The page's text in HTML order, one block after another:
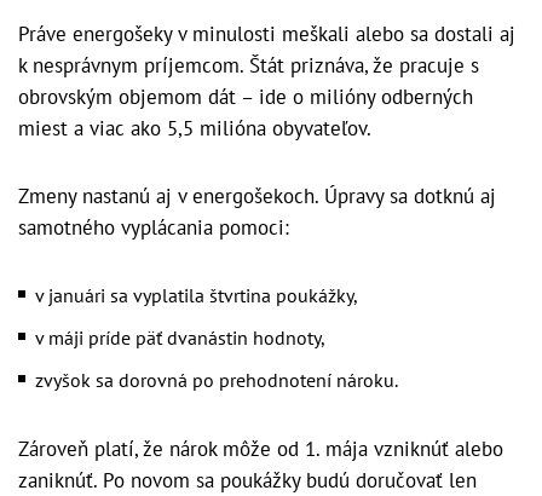
Práve energošeky v minulosti meškali alebo sa dostali aj
k nesprávnym príjemcom. Štát priznáva, že pracuje s
obrovským objemom dát – ide o milióny odberných
miest a viac ako 5,5 milióna obyvateľov.
Zmeny nastanú aj v energošekoch. Úpravy sa dotknú aj
samotného vyplácania pomoci:
v januári sa vyplatila štvrtina poukážky,
v máji príde päť dvanástin hodnoty,
zvyšok sa dorovná po prehodnotení nároku.
Zároveň platí, že nárok môže od 1. mája vzniknúť alebo
zaniknúť. Po novom sa poukážky budú doručovať len